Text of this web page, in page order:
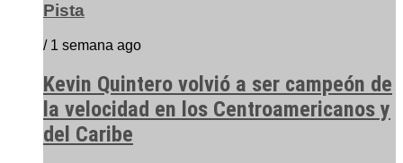
Pista
/ 1 semana ago
Kevin Quintero volvió a ser campeón de
la velocidad en los Centroamericanos y
del Caribe